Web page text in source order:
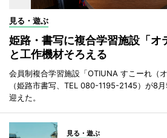
見る・遊ぶ
姫路・書写に複合学習施設「
と工作機材そろえる
会員制複合学習施設「OTIUNA すこーれ（
（姫路市書写、TEL 080-1195-2145）が8
迎えた。
見る・遊ぶ